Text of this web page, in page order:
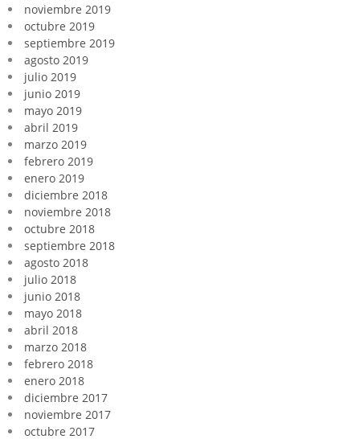
noviembre 2019
octubre 2019
septiembre 2019
agosto 2019
julio 2019
junio 2019
mayo 2019
abril 2019
marzo 2019
febrero 2019
enero 2019
diciembre 2018
noviembre 2018
octubre 2018
septiembre 2018
agosto 2018
julio 2018
junio 2018
mayo 2018
abril 2018
marzo 2018
febrero 2018
enero 2018
diciembre 2017
noviembre 2017
octubre 2017